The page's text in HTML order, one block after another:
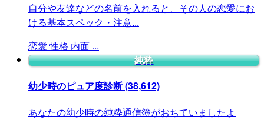
自分や友達などの名前を入れると、その人の恋愛にお
ける基本スペック・注意...
恋愛 性格 内面 ...
純粋
幼少時のピュア度診断(38,612)
あなたの幼少時の純粋通信簿がおちていましたよ